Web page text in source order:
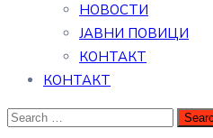
НОВОСТИ
ЈАВНИ ПОВИЦИ
КОНТАКТ
КОНТАКТ